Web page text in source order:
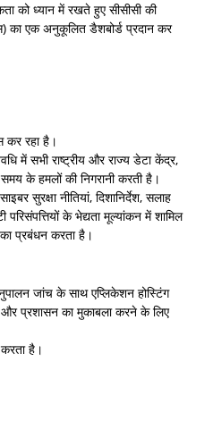
को ध्यान में रखते हुए सीसीसी की
का एक अनुकूलित डैशबोर्ड प्रदान कर
कर रहा है।
में सभी राष्ट्रीय और राज्य डेटा केंद्र,
के हमलों की निगरानी करती है।
सुरक्षा नीतियां, दिशानिर्देश, सलाह
के भेद्यता मूल्यांकन में शामिल
प्रबंधन करता है।
जांच के साथ एप्लिकेशन होस्टिंग
और प्रशासन का मुकाबला करने के लिए
है।